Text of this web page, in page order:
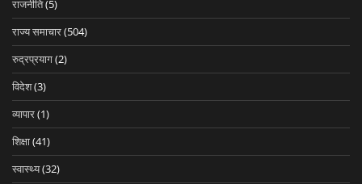
राजनीति(5)
राज्य समाचार(504)
रुद्रप्रयाग(2)
विदेश(3)
व्यापार(1)
शिक्षा(41)
स्वास्थ्य(32)